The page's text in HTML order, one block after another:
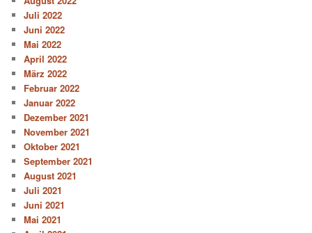
Juli 2022
Juni 2022
Mai 2022
April 2022
März 2022
Februar 2022
Januar 2022
Dezember 2021
November 2021
Oktober 2021
September 2021
August 2021
Juli 2021
Juni 2021
Mai 2021